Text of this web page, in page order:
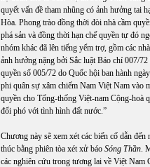
quyết vấn đề tham nhũng có ảnh hưởng tai
Hòa. Phong trào đồng thời đòi nhà cầm
phá sản và đồng thời hạn chế quyền tự đó
nhóm khác đã lên tiếng yểm trợ, gồm các
ảnh hưởng nặng bởi Sắc luật Báo chí 007/
quyền số 005/72 do Quốc hội ban hành
phi quân sự xâm chiếm Nam Việt Nam vào
quyền cho Tổng-thống Việt-nam Cộng-hoà
đối phó với tình hình đất nước.”
Chương này sẽ xem xét các biến cố dẫn
thúc bằng phiên tòa xét xử báo Sóng Thần.
các nghiên cứu trong tương lai về Việt Nam